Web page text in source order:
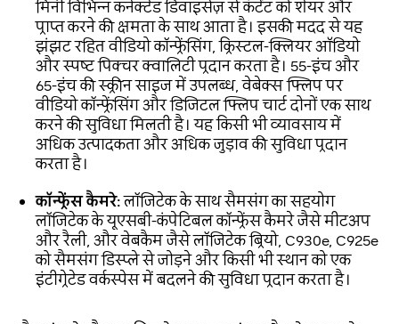
मिनी विभिन्न कनेक्टेड डिवाइसेज़ से कंटेंट को शेयर और
प्राप्त करने की क्षमता के साथ आता है। इसकी मदद से यह
झंझट रहित वीडियो कॉन्फ्रेंसिंग, क्रिस्टल-क्लियर ऑडियो
और स्पष्ट पिक्चर क्वालिटी प्रदान करता है। 55-इंच और
65-इंच की स्क्रीन साइज में उपलब्ध, वेबेक्स फ्लिप पर
वीडियो कॉन्फ्रेंसिंग और डिजिटल फ्लिप चार्ट दोनों एक साथ
करने की सुविधा मिलती है। यह किसी भी व्यावसाय में
अधिक उत्पादकता और अधिक जुड़ाव की सुविधा प्रदान
करता है।
कॉन्फ्रेंस कैमरे:लॉजिटेक के साथ सैमसंग का सहयोग
लॉजिटेक के यूएसबी-कंपेटिबल कॉन्फ्रेंस कैमरे जैसे मीटअप
और रैली, और वेबकैम जैसे लॉजिटेक ब्रियो, C930e, C925e
को सैमसंग डिस्प्ले से जोड़ने और किसी भी स्थान को एक
इंटीग्रेटेड वर्कस्पेस में बदलने की सुविधा प्रदान करता है।